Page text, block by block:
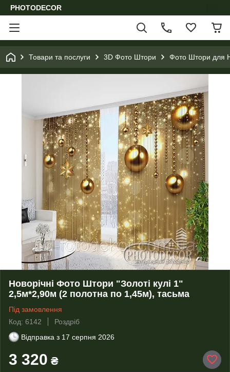
PHOTODECOR
Товари та послуги 3D Фото Штори Фото Штори для
Новорічні Фото Штори "Золоті кулі 1"
2,5м*2,90м (2 полотна по 1,45м), тасьма
Під замовлення
Код: 6142
Роздріб
Відправка з 17 серпня 2026
3 320 ₴